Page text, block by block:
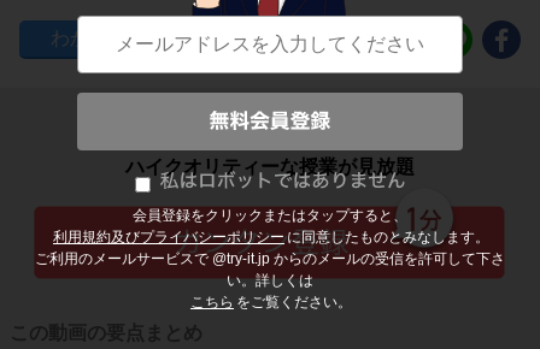
会員登録をクリックまたはタップすると、
利用規約及びプライバシーポリシー に同意したものとみなします。
ご利用のメールサービスで @try-it.jp からのメールの受信を許可して下さ
い。詳しくは
こちら をご覧ください。
104
子どもの勉強から大人の学び直しまで
ハイクオリティーな授業が見放題
この動画の要点まとめ